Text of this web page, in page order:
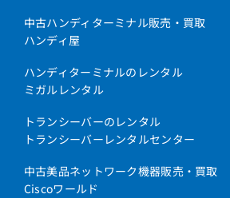
中古ハンディターミナル販売・買取
ハンディ屋
ハンディターミナルのレンタル
ミガルレンタル
トランシーバーのレンタル
トランシーバーレンタルセンター
中古美品ネットワーク機器販売・買取
Ciscoワールド